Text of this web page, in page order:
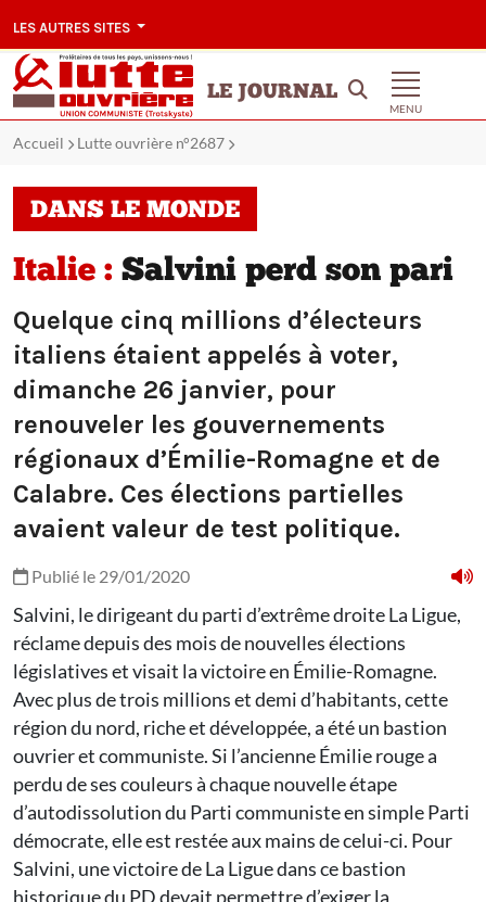
LES AUTRES SITES
LE JOURNAL
MENU
Accueil Lutte ouvrière n°2687
DANS LE MONDE
Italie : Salvini perd son pari
Quelque cinq millions d’électeurs
italiens étaient appelés à voter,
dimanche 26 janvier, pour
renouveler les gouvernements
régionaux d’Émilie-Romagne et de
Calabre. Ces élections partielles
avaient valeur de test politique.
Publié le 29/01/2020
Salvini, le dirigeant du parti d’extrême droite La Ligue,
réclame depuis des mois de nouvelles élections
législatives et visait la victoire en Émilie-Romagne.
Avec plus de trois millions et demi d’habitants, cette
région du nord, riche et développée, a été un bastion
ouvrier et communiste. Si l’ancienne Émilie rouge a
perdu de ses couleurs à chaque nouvelle étape
d’autodissolution du Parti communiste en simple Parti
démocrate, elle est restée aux mains de celui-ci. Pour
Salvini, une victoire de La Ligue dans ce bastion
historique du PD devait permettre d’exiger la